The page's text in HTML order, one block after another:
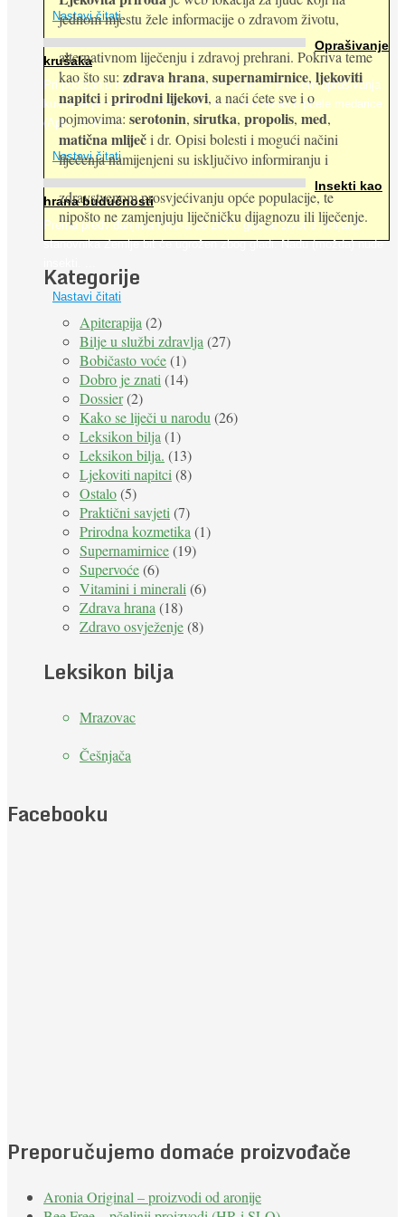
Nastavi čitati
Oprašivanje
krušaka
Pri podizanju nasada kruške zanemaruje se problem oprašivanja
kukcima jer vlada uvjerenje da će krušku oprašiti pčele medarice
(Apis mellifera). ...
Nastavi čitati
Insekti kao
hrana budućnosti
Prema predviđanjima FAO-a do 2050. godine život 9 milijardi
stanovnika Zemlje bit će ugrožen zbog gladi. Nadu (možda) nude
Nastavi čitati
jednom mjestu žele informacije o zdravom životu,
alternativnom liječenju i zdravoj prehrani. Pokriva teme
kao što su: zdrava hrana, supernamirnice, ljekoviti
napitciiprirodni lijekovi, a naći ćete sve i o
pojmovima: serotonin, sirutka, propolis, med,
matična mliječi dr. Opisi bolesti i mogući načini
liječenja namijenjeni su isključivo informiranju i
zdravstvenom prosvjećivanju opće populacije, te
nipošto ne zamjenjuju liječničku dijagnozu ili liječenje.
Kategorije
Apiterapija(2)
Bilje u službi zdravlja(27)
Bobičasto voće(1)
Dobro je znati(14)
Dossier(2)
Kako se liječi u narodu(26)
Leksikon bilja(1)
Leksikon bilja. (13)
Ljekoviti napitci(8)
Ostalo(5)
Praktični savjeti(7)
Prirodna kozmetika(1)
Supernamirnice(19)
Supervoće(6)
Vitamini i minerali(6)
Zdrava hrana(18)
Zdravo osvježenje(8)
Leksikon bilja
Mrazovac
Češnjača
Facebooku
Preporučujemo domaće proizvođače
Aronia Original – proizvodi od aronije